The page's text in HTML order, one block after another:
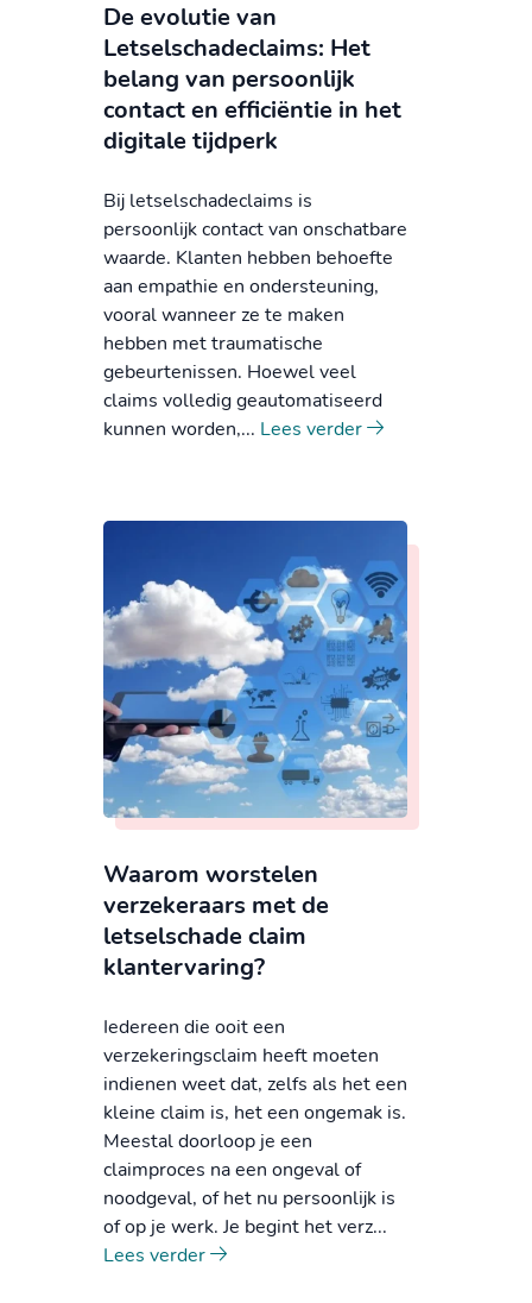
De evolutie van
Letselschadeclaims: Het
belang van persoonlijk
contact en efficiëntie in het
digitale tijdperk
Bij letselschadeclaims is
persoonlijk contact van onschatbare
waarde. Klanten hebben behoefte
aan empathie en ondersteuning,
vooral wanneer ze te maken
hebben met traumatische
gebeurtenissen. Hoewel veel
claims volledig geautomatiseerd
kunnen worden,... Lees verder
Waarom worstelen
verzekeraars met de
letselschade claim
klantervaring?
Iedereen die ooit een
verzekeringsclaim heeft moeten
indienen weet dat, zelfs als het een
kleine claim is, het een ongemak is.
Meestal doorloop je een
claimproces na een ongeval of
noodgeval, of het nu persoonlijk is
of op je werk. Je begint het verz...
Lees verder